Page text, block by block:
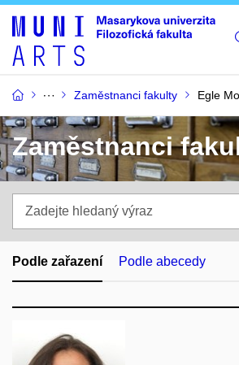
Zaměstnanci fakulty Egle
Zaměstnanci
hledaný
výraz
Podle zařazení Podle abecedy